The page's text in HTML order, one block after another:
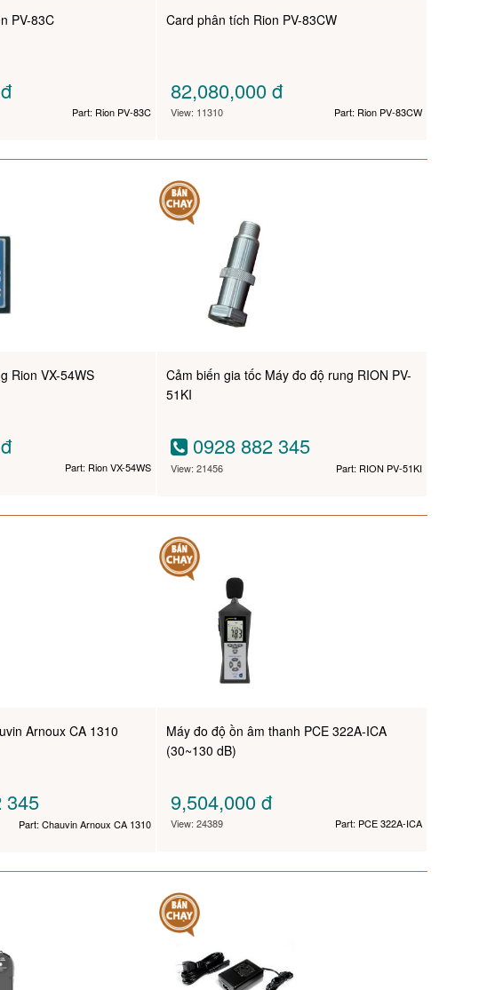
PV-83C
đ
Part: Rion PV-83C
Card phân tích Rion PV-83CW
82,080,000đ
View: 11310 Part: Rion PV-83CW
Rion VX-54WS
đ
Part: Rion VX-54WS
Cảm biến gia tốc Máy đo độ rung RION PV-
51KI
0928 882 345
View: 21456 Part: RION PV-51KI
Arnoux CA 1310
Part: Chauvin Arnoux CA 1310
Máy đo độ ồn âm thanh PCE 322A-ICA
(30~130 dB)
9,504,000đ
View: 24389 Part: PCE 322A-ICA